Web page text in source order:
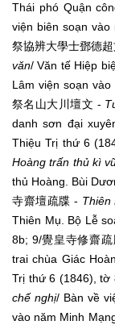
Thái phó Quận
viện biên soạn
祭協辨大學士鄧德
văn/ Văn tế Hiệp
Lâm viện soạn
祭名山大川壇文 -
danh sơn đại
Thiệu Trị thứ 6
Hoàng trấn thủ kì
thủ Hoàng. Bùi
寺齋壇疏牒 - Thiên
Thiên Mụ. Bộ Lễ
8b; 9/覺皇寺修齋
trai chùa Giác
Trị thứ 6 (1846), tờ
chế nghị/ Bàn về
vào năm Minh